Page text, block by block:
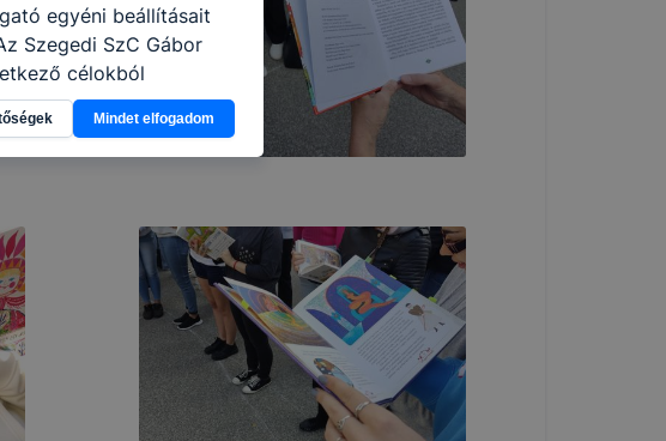
egyéni beállításait
Szegedi SzC Gábor
célokból
használja Ön a
látogatja, vagy
Önnek még jobb
A legtöbb
cookie-kat, de ezek
a cookie-k célja
vagy lehetővé
törlése által
funkcióinak
fog működni
Mindet elfogadom